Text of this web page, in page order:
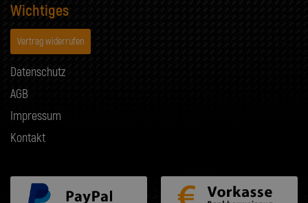
Wichtiges
Vertrag widerrufen
Datenschutz
AGB
Impressum
Kontakt